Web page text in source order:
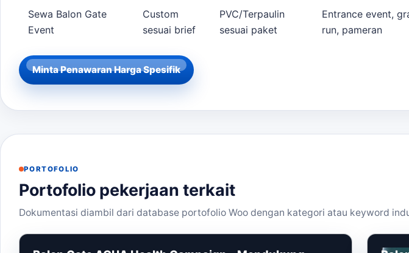
Sewa Balon Gate
Event
Custom
sesuai brief
PVC/Terpaulin
sesuai paket
Entrance event,
run, pameran
Minta Penawaran Harga Spesifik
PORTOFOLIO
Portofolio pekerjaan terkait
Dokumentasi diambil dari database portofolio Woo dengan kategori atau keyword